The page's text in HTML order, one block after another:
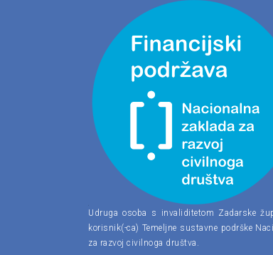
Udruga osoba s invaliditetom Zadarske
korisnik(-ca) Temeljne sustavne podrške
za razvoj civilnoga društva.